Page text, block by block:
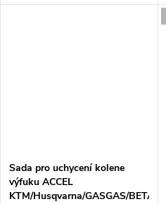
Sada pro uchycení kolene
výfuku ACCEL
KTM/Husqvarna/GASGAS/BETA